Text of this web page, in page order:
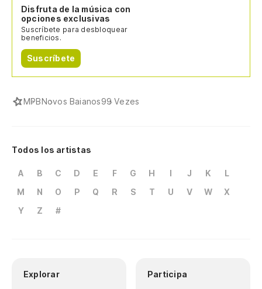
Disfruta de la música con
opciones exclusivas
Suscríbete para desbloquear
beneficios.
Suscríbete
MPBNovos Baianos99 Vezes
Todos los artistas
A B C D E F G H I J K
L
M
N O P Q R S T U V W
X
Y
Z #
Explorar Participa